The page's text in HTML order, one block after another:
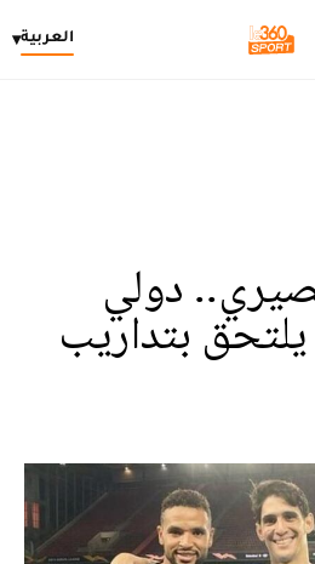
العربية▾
دولي
بتداريب